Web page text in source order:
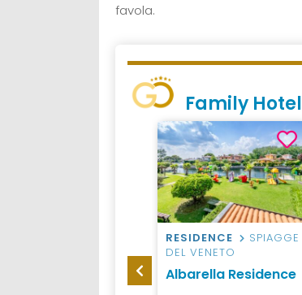
favola.
Family Hotel
Aparthotel Imperial
RESIDENCE
SPIAGGE
DEL VENETO
Albarella Residence